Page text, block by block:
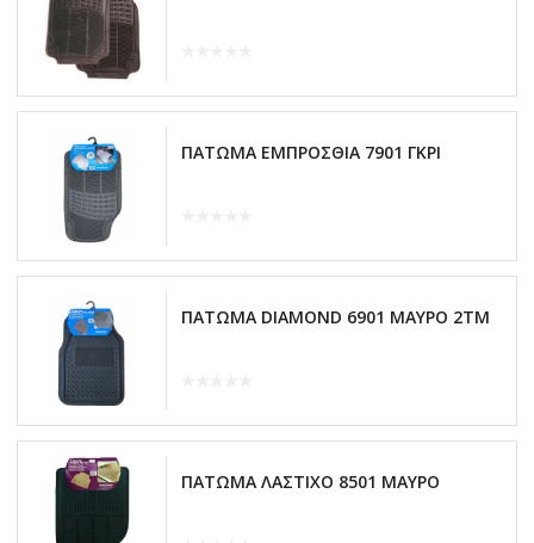
ΠΑΤΩΜΑ ΕΜΠΡΟΣΘΙΑ 7901 ΓΚΡΙ
ΠΑΤΩΜΑ DIAMOND 6901 ΜΑΥΡΟ 2TM
ΠΑΤΩΜΑ ΛΑΣΤΙΧΟ 8501 ΜΑΥΡΟ